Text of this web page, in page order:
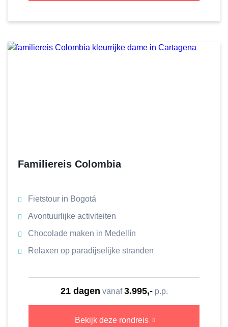
Familiereis Colombia
Fietstour in Bogotá
Avontuurlijke activiteiten
Chocolade maken in Medellín
Relaxen op paradijselijke stranden
21 dagen vanaf3.995,-p.p.
Bekijk deze rondreis